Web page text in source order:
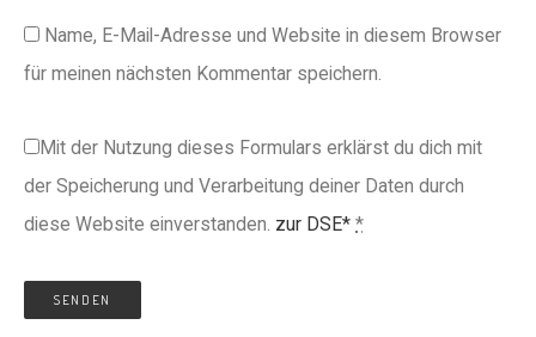
Name, E-Mail-Adresse und Website in diesem Browser
für meinen nächsten Kommentar speichern.
Mit der Nutzung dieses Formulars erklärst du dich mit
der Speicherung und Verarbeitung deiner Daten durch
diese Website einverstanden. zur DSE* *